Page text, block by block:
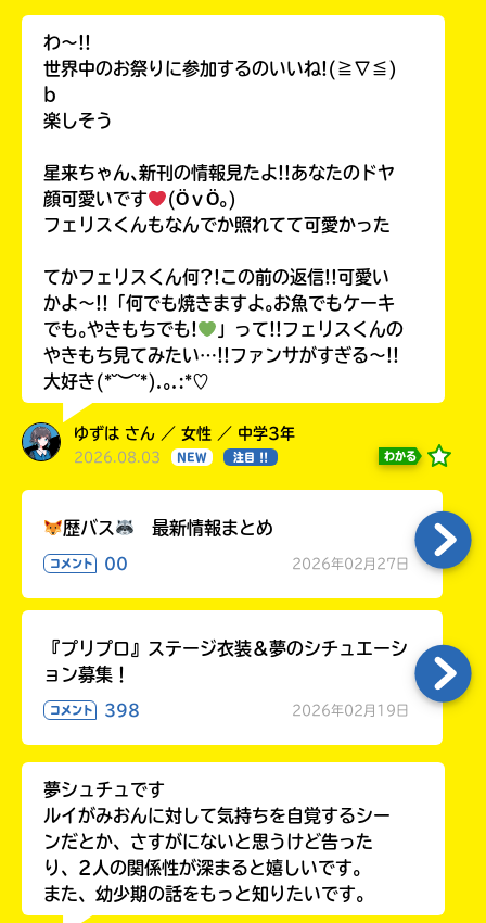
わ〜!!
世界中のお祭りに参加するのいいね!(≧∇≦)
b
楽しそう
星来ちゃん､新刊の情報見たよ!!あなたのドヤ
顔可愛いです
(ӦｖӦ｡)
フェリスくんもなんでか照れてて可愛かった
てかフェリスくん何?!この前の返信!!可愛い
かよ〜!!「何でも焼きますよ｡お魚でもケーキ
でも｡やきもちでも!
」って!!フェリスくんの
やきもち見てみたい…!!ファンサがすぎる〜!!
大好き(*˘︶˘*).｡.:*♡
ゆずは さん ／ 女性 ／ 中学3年
2026.08.03 NEW 注目 !! わかる
歴バス 最新情報まとめ
コメント 00 2026年02月27日
『プリプロ』ステージ衣装＆夢のシチュエーシ
ョン募集！
コメント 398 2026年02月19日
夢シュチュです
ルイがみおんに対して気持ちを自覚するシー
ンだとか、さすがにないと思うけど告った
り、2人の関係性が深まると嬉しいです。
また、幼少期の話をもっと知りたいです。